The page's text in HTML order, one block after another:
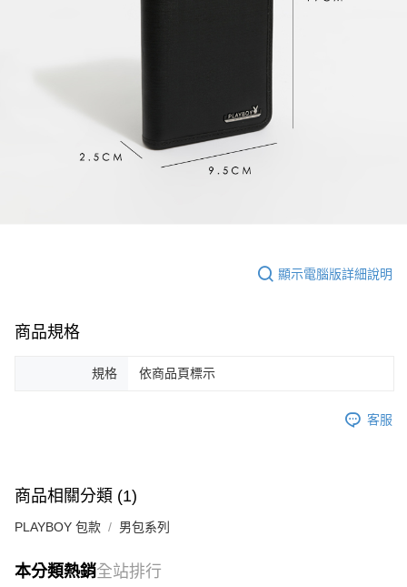
顯示電腦版詳細說明
商品規格
規格 依商品頁標示
客服
商品相關分類 (1)
PLAYBOY 包款 男包系列
本分類熱銷全站排行